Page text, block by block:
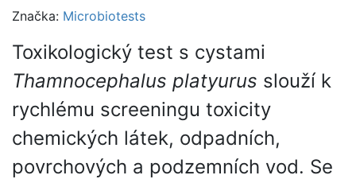
Značka: Microbiotests
Toxikologický test s cystami
Thamnocephalus platyurus slouží k
rychlému screeningu toxicity
chemických látek, odpadních,
povrchových a podzemních vod. Se